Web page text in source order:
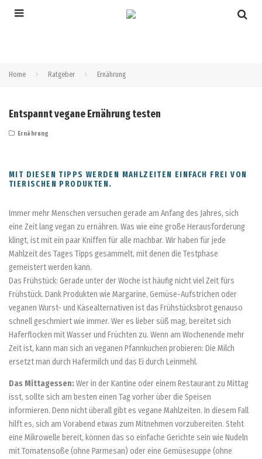
Home Ratgeber Ernährung
Entspannt vegane Ernährung testen
Ernährung
MIT DIESEN TIPPS WERDEN MAHLZEITEN EINFACH FREI VON
TIERISCHEN PRODUKTEN.
Immer mehr Menschen versuchen gerade am Anfang des Jahres, sich
eine Zeit lang vegan zu ernähren. Was wie eine große Herausforderung
klingt, ist mit ein paar Kniffen für alle machbar. Wir haben für jede
Mahlzeit des Tages Tipps gesammelt, mit denen die Testphase
gemeistert werden kann.
Das Frühstück: Gerade unter der Woche ist häufig nicht viel Zeit fürs
Frühstück. Dank Produkten wie Margarine, Gemüse-Aufstrichen oder
veganen Wurst- und Käsealternativen ist das Frühstücksbrot genauso
schnell geschmiert wie immer. Wer es lieber süß mag, bereitet sich
Haferflocken mit Wasser und Früchten zu. Wenn am Wochenende mehr
Zeit ist, kann man sich an veganen Pfannkuchen probieren: Die Milch
ersetzt man durch Hafermilch und das Ei durch Leinmehl.
Das Mittagessen: Wer in der Kantine oder einem Restaurant zu Mittag
isst, sollte sich am besten einen Tag vorher über die Speisen
informieren. Denn nicht überall gibt es vegane Mahlzeiten. In diesem Fall
hilft es, sich am Vorabend etwas zum Mitnehmen vorzubereiten. Steht
eine Mikrowelle bereit, können das so einfache Gerichte sein wie Nudeln
mit Tomatensoße (ohne Parmesan) oder eine Gemüsesuppe (ohne